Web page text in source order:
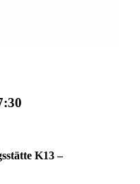
K13 –